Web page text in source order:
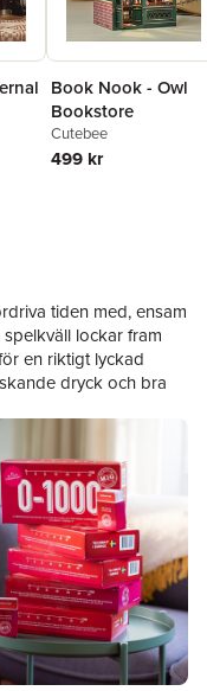
Book Nook - Owl
Bookstore
Cutebee
499 kr
tiden med, ensam
lockar fram
en riktigt lyckad
dryck och bra